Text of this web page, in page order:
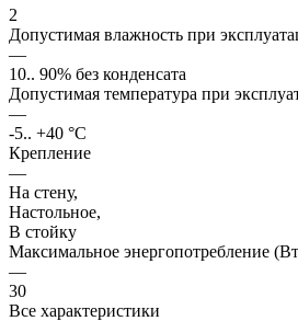
2
Допустимая влажность при
—
10.. 90% без конденсата
Допустимая температура при
—
-5.. +40 °C
Крепление
—
На стену,
Настольное,
В стойку
Максимальное энергопотребление
—
30
Все характеристики